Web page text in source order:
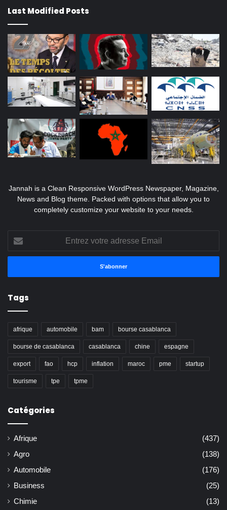
Last Modified Posts
Jannah is a Clean Responsive WordPress Newspaper, Magazine,
News and Blog theme. Packed with options that allow you to
completely customize your website to your needs.
Entrez
votre
adresse
Tags
afrique automobile bam bourse casablanca
bourse de casablanca casablanca chine espagne
export fao hcp inflation maroc pme startup
tourisme tpe tpme
Catégories
Afrique
(437)
Agro
(138)
Automobile
(176)
Business
(25)
Chimie
(13)